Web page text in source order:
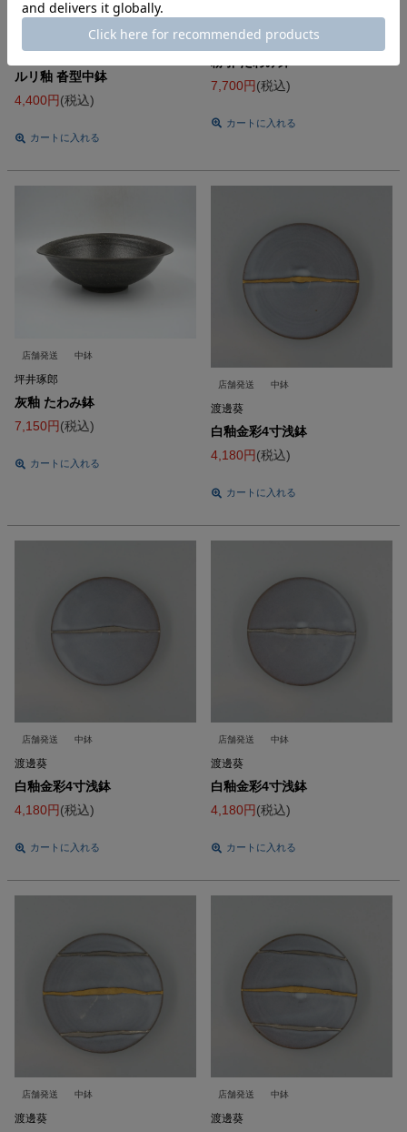
美濃焼 中鉢 変形鉢
銘窯ならではの逸品
ルリ釉 沓型中鉢
4,400
税込
カートに入れる
坪井琢郎
7,700
税込
カートに入れる
店舗発送 中鉢
坪井琢郎
灰釉 たわみ鉢
7,150
税込
カートに入れる
店舗発送 中鉢
渡邊葵
白釉金彩4寸浅鉢
4,180
税込
カートに入れる
店舗発送 中鉢
渡邊葵
白釉金彩4寸浅鉢
4,180
税込
カートに入れる
店舗発送 中鉢
渡邊葵
白釉金彩4寸浅鉢
4,180
税込
カートに入れる
店舗発送 中鉢
渡邊葵
店舗発送 中鉢
渡邊葵